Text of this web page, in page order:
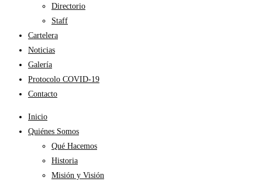
Directorio
Staff
Cartelera
Noticias
Galería
Protocolo COVID-19
Contacto
Inicio
Quiénes Somos
Qué Hacemos
Historia
Misión y Visión